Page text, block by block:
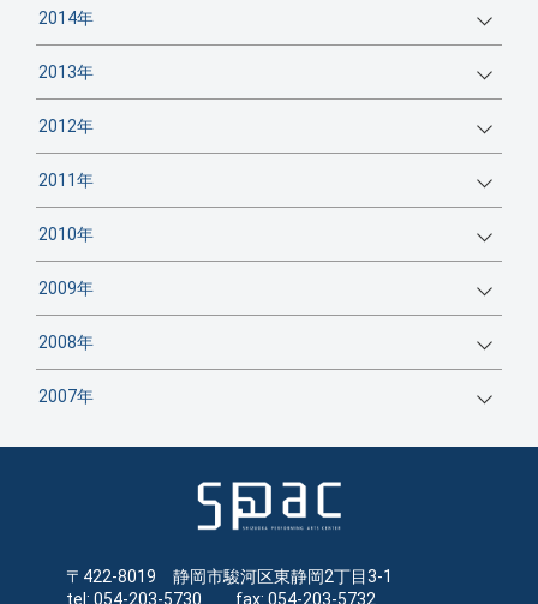
2014年
2013年
2012年
2011年
2010年
2009年
2008年
2007年
〒422-8019 静岡市駿河区東静岡2丁目3-1
tel: 054-203-5730 fax: 054-203-5732